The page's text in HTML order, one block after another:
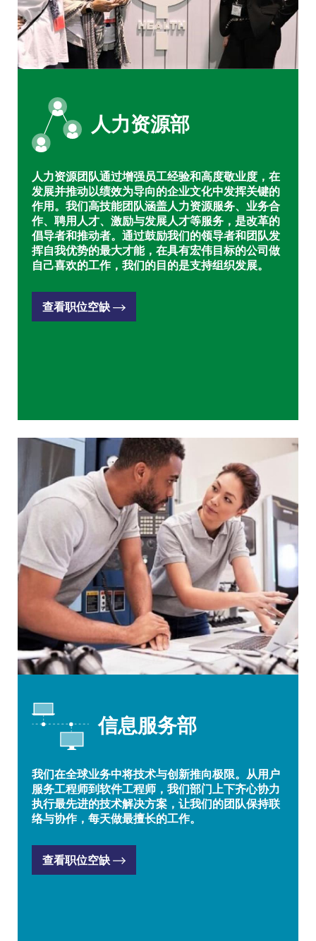
人力资源部
人力资源团队通过增强员工经验和高度敬业度，在
发展并推动以绩效为导向的企业文化中发挥关键的
作用。我们高技能团队涵盖人力资源服务、业务合
作、聘用人才、激励与发展人才等服务，是改革的
倡导者和推动者。通过鼓励我们的领导者和团队发
挥自我优势的最大才能，在具有宏伟目标的公司做
自己喜欢的工作，我们的目的是支持组织发展。
查看职位空缺
信息服务部
我们在全球业务中将技术与创新推向极限。从用户
服务工程师到软件工程师，我们部门上下齐心协力
执行最先进的技术解决方案，让我们的团队保持联
络与协作，每天做最擅长的工作。
查看职位空缺